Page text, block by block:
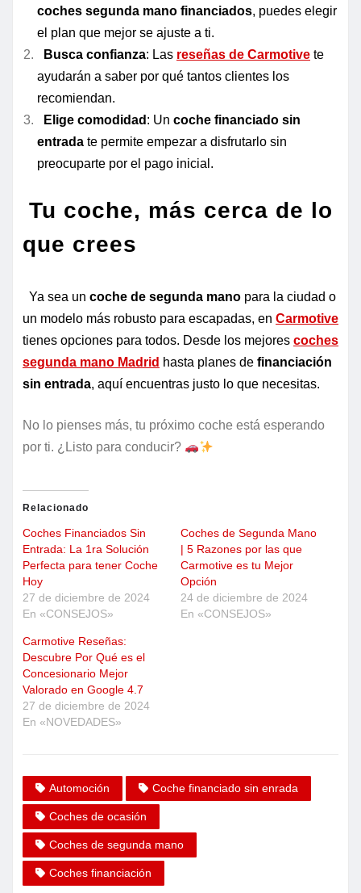
coches segunda mano financiados, puedes elegir
el plan que mejor se ajuste a ti.
Busca confianza: Las reseñas de Carmotive te
ayudarán a saber por qué tantos clientes los
recomiendan.
Elige comodidad : Un coche financiado sin
entrada te permite empezar a disfrutarlo sin
preocuparte por el pago inicial.
Tu coche, más cerca de lo
que crees
Ya sea un coche de segunda mano para la ciudad o
un modelo más robusto para escapadas, en Carmotive
tienes opciones para todos. Desde los mejores coches
segunda mano Madrid hasta planes de financiación
sin entrada, aquí encuentras justo lo que necesitas.
No lo pienses más, tu próximo coche está esperando
por ti. ¿Listo para conducir?
Relacionado
Coches Financiados Sin
Entrada: La 1ra Solución
Perfecta para tener Coche
Hoy
27 de diciembre de 2024
En «CONSEJOS»
Coches de Segunda Mano
| 5 Razones por las que
Carmotive es tu Mejor
Opción
24 de diciembre de 2024
En «CONSEJOS»
Carmotive Reseñas:
Descubre Por Qué es el
Concesionario Mejor
Valorado en Google 4.7
27 de diciembre de 2024
En «NOVEDADES»
Automoción Coche financiado sin enrada
Coches de ocasión
Coches de segunda mano
Coches financiación